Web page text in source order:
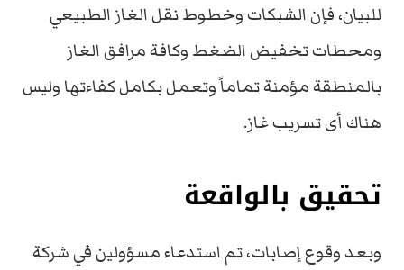
للبيان، فإن الشبكات وخطوط نقل الغاز الطبيعي
ومحطات تخفيض الضغط وكافة مرافق الغاز
بالمنطقة مؤمنة تماماً وتعمل بكامل كفاءتها وليس
هناك أى تسريب غاز.
تحقيق بالواقعة
وبعد وقوع إصابات، تم استدعاء مسؤولين في شركة